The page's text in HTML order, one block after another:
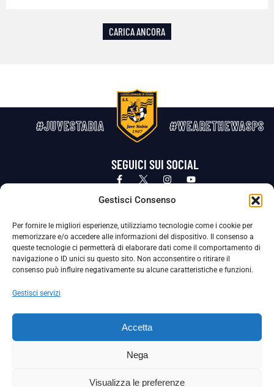
Gestisci Consenso
Per fornire le migliori esperienze, utilizziamo tecnologie come i cookie per
memorizzare e/o accedere alle informazioni del dispositivo. Il consenso a
queste tecnologie ci permetterà di elaborare dati come il comportamento di
navigazione o ID unici su questo sito. Non acconsentire o ritirare il
consenso può influire negativamente su alcune caratteristiche e funzioni.
Gestisci servizi
Accetta
Nega
Visualizza le preferenze
CARICA ANCORA
#JUVESTABIA #WEARETHEWASPS
SEGUICI SUI SOCIAL
Privacy Policy Cookie Policy
La Società ha nominato il Responsabile della Protezione dei Dati Personali (DPO), figura specializzata che vigila sulle modalità
adottate dalla nostra Società per tutelare i Suoi dati personali.
Per contattare il DPO può scrivere a
La Società ha inoltre adottato un proprio Codice Etico, consultabile al seguente link: